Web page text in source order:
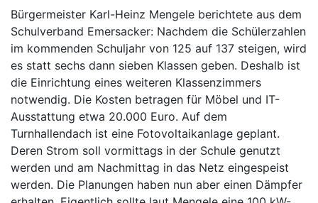
Bürgermeister Karl-Heinz Mengele berichtete aus dem
Schulverband Emersacker: Nachdem die Schülerzahlen
im kommenden Schuljahr von 125 auf 137 steigen, wird
es statt sechs dann sieben Klassen geben. Deshalb ist
die Einrichtung eines weiteren Klassenzimmers
notwendig. Die Kosten betragen für Möbel und IT-
Ausstattung etwa 20.000 Euro. Auf dem
Turnhallendach ist eine Fotovoltaikanlage geplant.
Deren Strom soll vormittags in der Schule genutzt
werden und am Nachmittag in das Netz eingespeist
werden. Die Planungen haben nun aber einen Dämpfer